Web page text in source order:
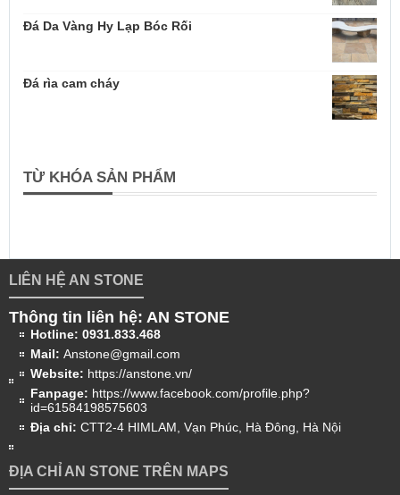
Đá Da Vàng Hy Lạp Bóc Rối
Đá rìa cam cháy
TỪ KHÓA SẢN PHẨM
LIÊN HỆ AN STONE
Thông tin liên hệ: AN STONE
Hotline: 0931.833.468
Mail: Anstone@gmail.com
Website: https://anstone.vn/
Fanpage: https://www.facebook.com/profile.php?
id=61584198575603
Địa chỉ: CTT2-4 HIMLAM, Vạn Phúc, Hà Đông, Hà Nội
ĐỊA CHỈ AN STONE TRÊN MAPS